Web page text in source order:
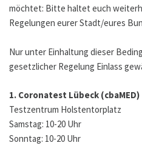
möchtet: Bitte haltet euch
Regelungen eurer Stadt/eures
Nur unter Einhaltung dieser
gesetzlicher Regelung Einlass
1. Coronatest Lübeck (cbaMED)
Testzentrum Holstentorplatz
Samstag: 10-20 Uhr
Sonntag: 10-20 Uhr